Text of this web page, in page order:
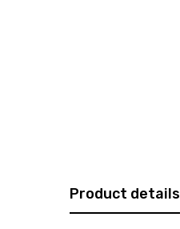
Product details